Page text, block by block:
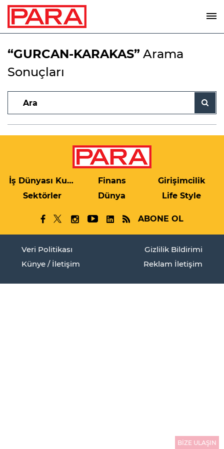
“GURCAN-KARAKAS” Arama
Sonuçları
İş Dünyası Kulis Finans
Girişimcilik
Sektörler
Dünya Life Style
ABONE OL
Veri Politikası
Gizlilik Bildirimi
Künye / İletişim
Reklam İletişim
BİZE ULAŞIN